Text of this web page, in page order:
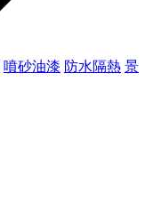
噴砂油漆 防水隔熱 景